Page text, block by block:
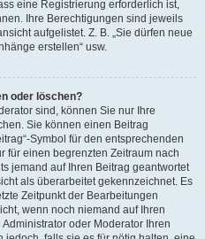
eine Registrierung erforderlich ist,
Ihre Berechtigungen sind jeweils
aufgelistet. Z. B. „Sie dürfen neue
erstellen“ usw.
oder löschen?
sind, können Sie nur Ihre
Sie können einen Beitrag
Symbol für den entsprechenden
für einen begrenzten Zeitraum nach
jemand auf Ihren Beitrag geantwortet
als überarbeitet gekennzeichnet. Es
Zeitpunkt der Bearbeitungen
wenn noch niemand auf Ihren
oder Moderator Ihren